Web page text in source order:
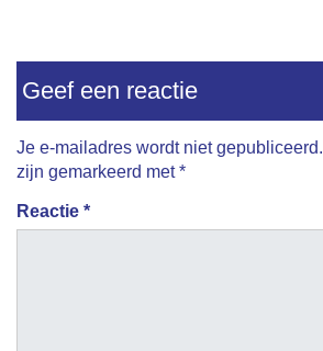
Geef een reactie
Je e-mailadres wordt niet gepubliceerd.
zijn gemarkeerd met*
Reactie *